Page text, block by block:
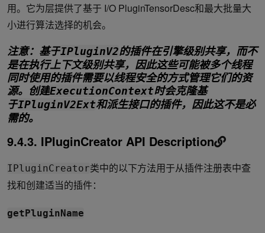
用。它为层提供了基于 I/O PluginTensorDesc和最大批量大
小进行算法选择的机会。
注意：基于IPluginV2的插件在引擎级别共享，而不
是在执行上下文级别共享，因此这些可能被多个线程
同时使用的插件需要以线程安全的方式管理它们的资
源。创建ExecutionContext时会克隆基
于IPluginV2Ext和派生接口的插件，因此这不是必
需的。
9.4.3. IPluginCreator API Description
IPluginCreator类中的以下方法用于从插件注册表中查
找和创建适当的插件：
getPluginName